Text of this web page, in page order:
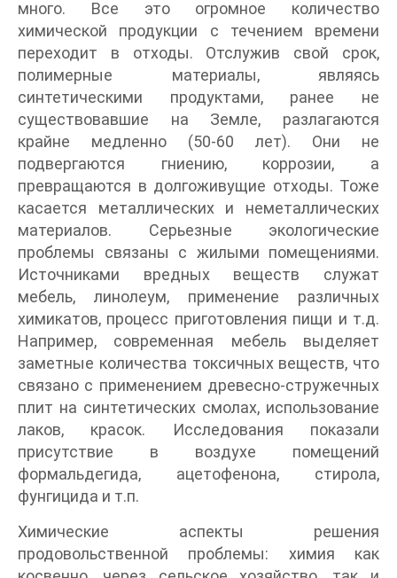
много. Все это огромное количество
химической продукции с течением времени
переходит в отходы. Отслужив свой срок,
полимерные материалы, являясь
синтетическими продуктами, ранее не
существовавшие на Земле, разлагаются
крайне медленно (50-60 лет). Они не
подвергаются гниению, коррозии, а
превращаются в долгоживущие отходы. Тоже
касается металлических и неметаллических
материалов. Серьезные экологические
проблемы связаны с жилыми помещениями.
Источниками вредных веществ служат
мебель, линолеум, применение различных
химикатов, процесс приготовления пищи и т.д.
Например, современная мебель выделяет
заметные количества токсичных веществ, что
связано с применением древесно-стружечных
плит на синтетических смолах, использование
лаков, красок. Исследования показали
присутствие в воздухе помещений
формальдегида, ацетофенона, стирола,
фунгицида и т.п.
Химические аспекты решения
продовольственной проблемы: химия как